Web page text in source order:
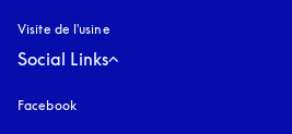
Visite de l'usine
Social Links
Facebook